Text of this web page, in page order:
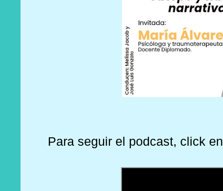
Para seguir el podcast, click